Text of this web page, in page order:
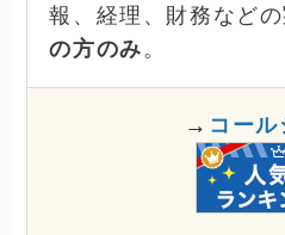
報、経理、財務などの
の方のみ 。
→
→ コール